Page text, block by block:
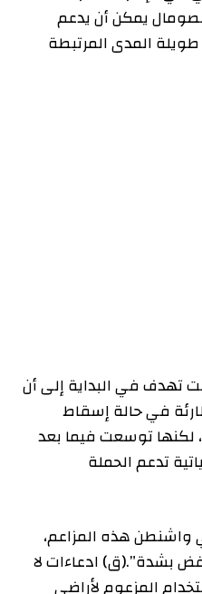
يمكن أن يدعم
طويلة المدى المرتبطة
تهدف في البداية إلى أن
في حالة إسقاط
لكنها توسعت فيما بعد
تدعم الحملة
هذه المزاعم،
(ق)ادعاءات لا
المزعوم لأراضي